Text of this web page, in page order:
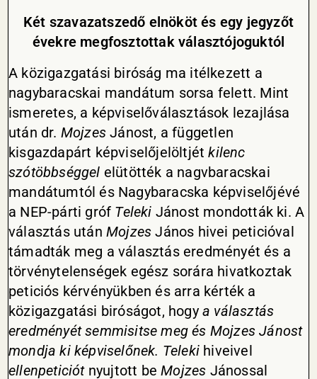
Két szavazatszedő elnököt és egy jegyzőt
évekre megfosztottak választójoguktól
A közigazgatási biróság ma itélkezett a
nagybaracskai mandátum sorsa felett. Mint
ismeretes, a képviselőválasztások lezajlása
után dr. Mojzes Jánost, a független
kisgazdapárt képviselőjelöltjétkilenc
szótöbbséggel elütötték a nagvbaracskai
mandátumtól és Nagybaracska képviselőjévé
a NEP-párti gróf Teleki Jánost mondották ki. A
választás után Mojzes János hivei peticióval
támadták meg a választás eredményét és a
törvénytelenségek egész sorára hivatkoztak
peticiós kérvényükben és arra kérték a
közigazgatási biróságot, hogy a választás
eredményét semmisitse meg és Mojzes Jánost
mondja ki képviselőnek. Teleki hiveivel
ellenpeticiótnyujtott beMojzes Jánossal